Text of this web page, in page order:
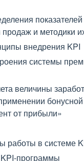
показателей
и методики
внедрения KPI
системы
величины
от прибыли»
работы в системе
программы